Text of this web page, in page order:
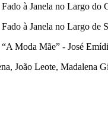
Fado à Janela no Largo do
Fado à Janela no Largo de
“A Moda Mãe” - José
João Leote,